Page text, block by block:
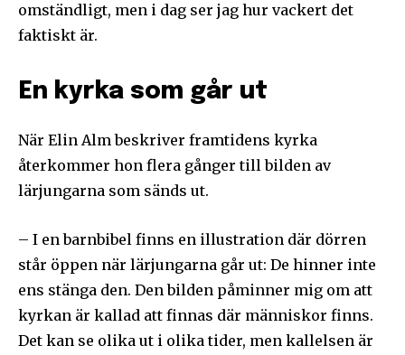
omständligt, men i dag ser jag hur vackert det
faktiskt är.
En kyrka som går ut
När Elin Alm beskriver framtidens kyrka
återkommer hon flera gånger till bilden av
lärjungarna som sänds ut.
– I en barnbibel finns en illustration där dörren
står öppen när lärjungarna går ut: De hinner inte
ens stänga den. Den bilden påminner mig om att
kyrkan är kallad att finnas där människor finns.
Det kan se olika ut i olika tider, men kallelsen är